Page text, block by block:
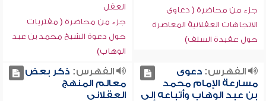
جزء من محاضرة ( دعاوى
الاتجاهات العقلانية المعاصرة
حول عقيدة السلف)
العقل
جزء من محاضرة ( مفتريات
حول دعوة الشيخ محمد بن عبد
الوهاب)
الفهرس:دعوى
مسارعة الإمام محمد
بن عبد الوهاب وأتباعه إلى
الفهرس: ذكر بعض
معالم المنهج
العقلاني